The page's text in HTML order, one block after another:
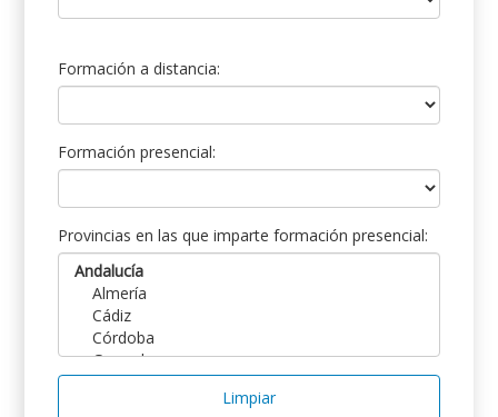
Formación a distancia:
Formación presencial:
Provincias en las que imparte formación presencial:
Limpiar